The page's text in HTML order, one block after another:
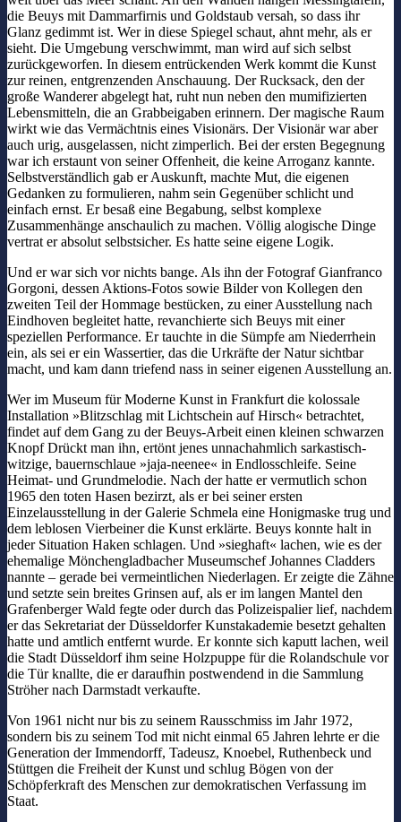
die Beuys mit Dammarfirnis und Goldstaub versah, so dass ihr
Glanz gedimmt ist. Wer in diese Spiegel schaut, ahnt mehr, als er
sieht. Die Umgebung verschwimmt, man wird auf sich selbst
zurückgeworfen. In diesem entrückenden Werk kommt die Kunst
zur reinen, entgrenzenden Anschauung. Der Rucksack, den der
große Wanderer abgelegt hat, ruht nun neben den mumifizierten
Lebensmitteln, die an Grabbeigaben erinnern. Der magische Raum
wirkt wie das Vermächtnis eines Visionärs. Der Visionär war aber
auch urig, ausgelassen, nicht zimperlich. Bei der ersten Begegnung
war ich erstaunt von seiner Offenheit, die keine Arroganz kannte.
Selbstverständlich gab er Auskunft, machte Mut, die eigenen
Gedanken zu formulieren, nahm sein Gegenüber schlicht und
einfach ernst. Er besaß eine Begabung, selbst komplexe
Zusammenhänge anschaulich zu machen. Völlig alogische Dinge
vertrat er absolut selbstsicher. Es hatte seine eigene Logik.
Und er war sich vor nichts bange. Als ihn der Fotograf Gianfranco
Gorgoni, dessen Aktions-Fotos sowie Bilder von Kollegen den
zweiten Teil der Hommage bestücken, zu einer Ausstellung nach
Eindhoven begleitet hatte, revanchierte sich Beuys mit einer
speziellen Performance. Er tauchte in die Sümpfe am Niederrhein
ein, als sei er ein Wassertier, das die Urkräfte der Natur sichtbar
macht, und kam dann triefend nass in seiner eigenen Ausstellung an.
Wer im Museum für Moderne Kunst in Frankfurt die kolossale
Installation »Blitzschlag mit Lichtschein auf Hirsch« betrachtet,
findet auf dem Gang zu der Beuys-Arbeit einen kleinen schwarzen
Knopf Drückt man ihn, ertönt jenes unnachahmlich sarkastisch-
witzige, bauernschlaue »jaja-neenee« in Endlosschleife. Seine
Heimat- und Grundmelodie. Nach der hatte er vermutlich schon
1965 den toten Hasen bezirzt, als er bei seiner ersten
Einzelausstellung in der Galerie Schmela eine Honigmaske trug und
dem leblosen Vierbeiner die Kunst erklärte. Beuys konnte halt in
jeder Situation Haken schlagen. Und »sieghaft« lachen, wie es der
ehemalige Mönchengladbacher Museumschef Johannes Cladders
nannte – gerade bei vermeintlichen Niederlagen. Er zeigte die Zähne
und setzte sein breites Grinsen auf, als er im langen Mantel den
Grafenberger Wald fegte oder durch das Polizeispalier lief, nachdem
er das Sekretariat der Düsseldorfer Kunstakademie besetzt gehalten
hatte und amtlich entfernt wurde. Er konnte sich kaputt lachen, weil
die Stadt Düsseldorf ihm seine Holzpuppe für die Rolandschule vor
die Tür knallte, die er daraufhin postwendend in die Sammlung
Ströher nach Darmstadt verkaufte.
Von 1961 nicht nur bis zu seinem Rausschmiss im Jahr 1972,
sondern bis zu seinem Tod mit nicht einmal 65 Jahren lehrte er die
Generation der Immendorff, Tadeusz, Knoebel, Ruthenbeck und
Stüttgen die Freiheit der Kunst und schlug Bögen von der
Schöpferkraft des Menschen zur demokratischen Verfassung im
Staat.